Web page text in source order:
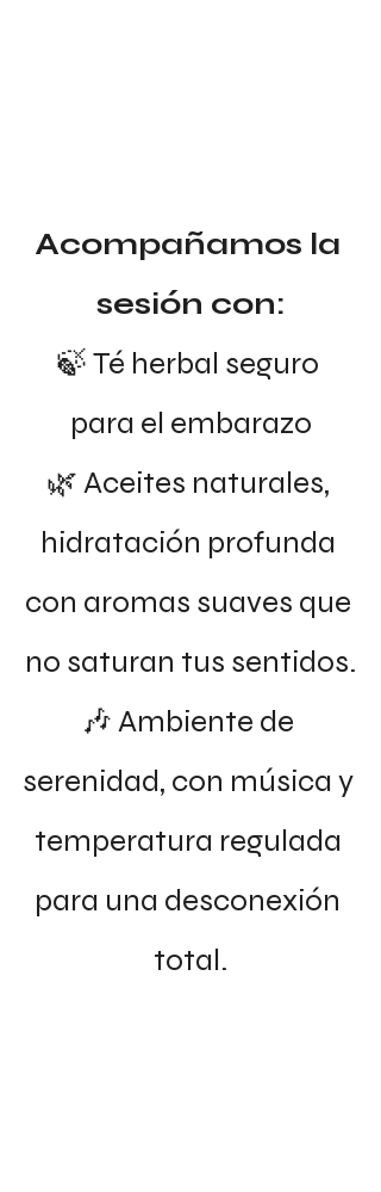
Acompañamos la
sesión con:
🍃 Té herbal seguro
para el embarazo
🌿 Aceites naturales,
hidratación profunda
con aromas suaves que
no saturan tus sentidos.
🎶 Ambiente de
serenidad, con música y
temperatura regulada
para una desconexión
total.